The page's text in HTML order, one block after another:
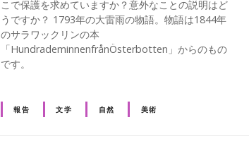
こで保護を求めていますか？意外なことの説明はど
うですか？ 1793年の大雷雨の物語。物語は1844年
のサラワックリンの本
「HundrademinnenfrånÖsterbotten」からのもの
です。
報告 文学 自然 美術